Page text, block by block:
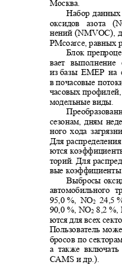
Москва.
Набор
оксидов азота (
нений (NMVOC),
PMcoarce,равных
Блок
вает
из базы EMEPна
в почасовые
часовых
модельные виды.
сезонам, дням
ного хода
Для
ются
торий. Для
вые коэффициенты
Выбросы
автомобильного
95,0 %,
NO2 24,5
90,0 %, NO2 8,2 %,
ются для всех
Пользователь
бросов по
а также
CAMS и др.).